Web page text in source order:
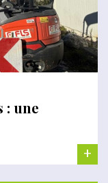
: une
+